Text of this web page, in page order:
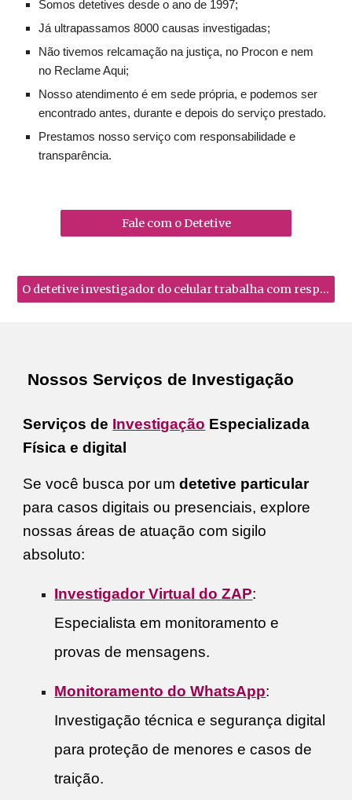
Somos detetives desde o ano de 1997;
Já ultrapassamos 8000 causas investigadas;
Não tivemos relcamação na justiça, no Procon e nem
no Reclame Aqui;
Nosso atendimento é em sede própria, e podemos ser
encontrado antes, durante e depois do serviço prestado.
Prestamos nosso serviço com responsabilidade e
transparência.
Fale com o Detetive
O detetive investigador do celular trabalha com responsabilidade, buscando meios para descobrir a verdade em cada caso.
Nossos Serviços de Investigação
Serviços de Investigação Especializada
Física e digital
Se você busca por umdetetive particular
para casos digitais ou presenciais, explore
nossas áreas de atuação com sigilo
absoluto:
Investigador Virtual do ZAP:
Especialista em monitoramento e
provas de mensagens.
Monitoramento do WhatsApp:
Investigação técnica e segurança digital
para proteção de menores e casos de
traição.